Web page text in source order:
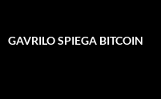
GAVRILO SPIEGA BITCOIN